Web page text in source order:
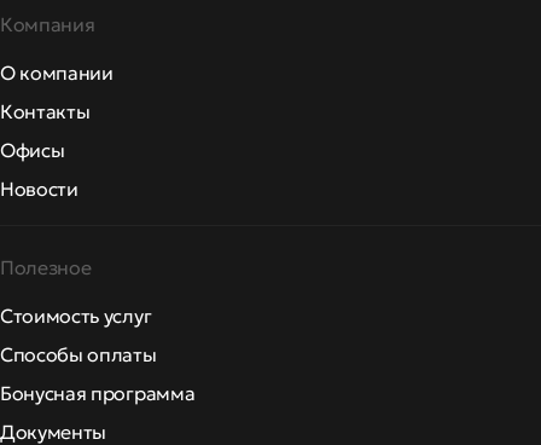
Компания
О компании
Контакты
Офисы
Новости
Полезное
Стоимость услуг
Способы оплаты
Бонусная программа
Документы